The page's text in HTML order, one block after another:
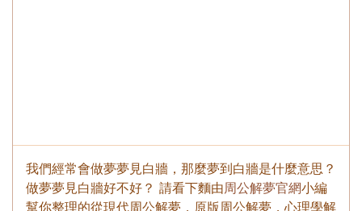
我們經常會做夢夢見白牆，那麼夢到白牆是什麼意思？
做夢夢見白牆好不好？ 請看下麵由周公解夢官網小編
幫你整理的從現代周公解夢，原版周公解夢，心理學解